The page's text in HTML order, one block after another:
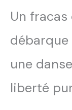
Un fracas
débarque
une
liberté